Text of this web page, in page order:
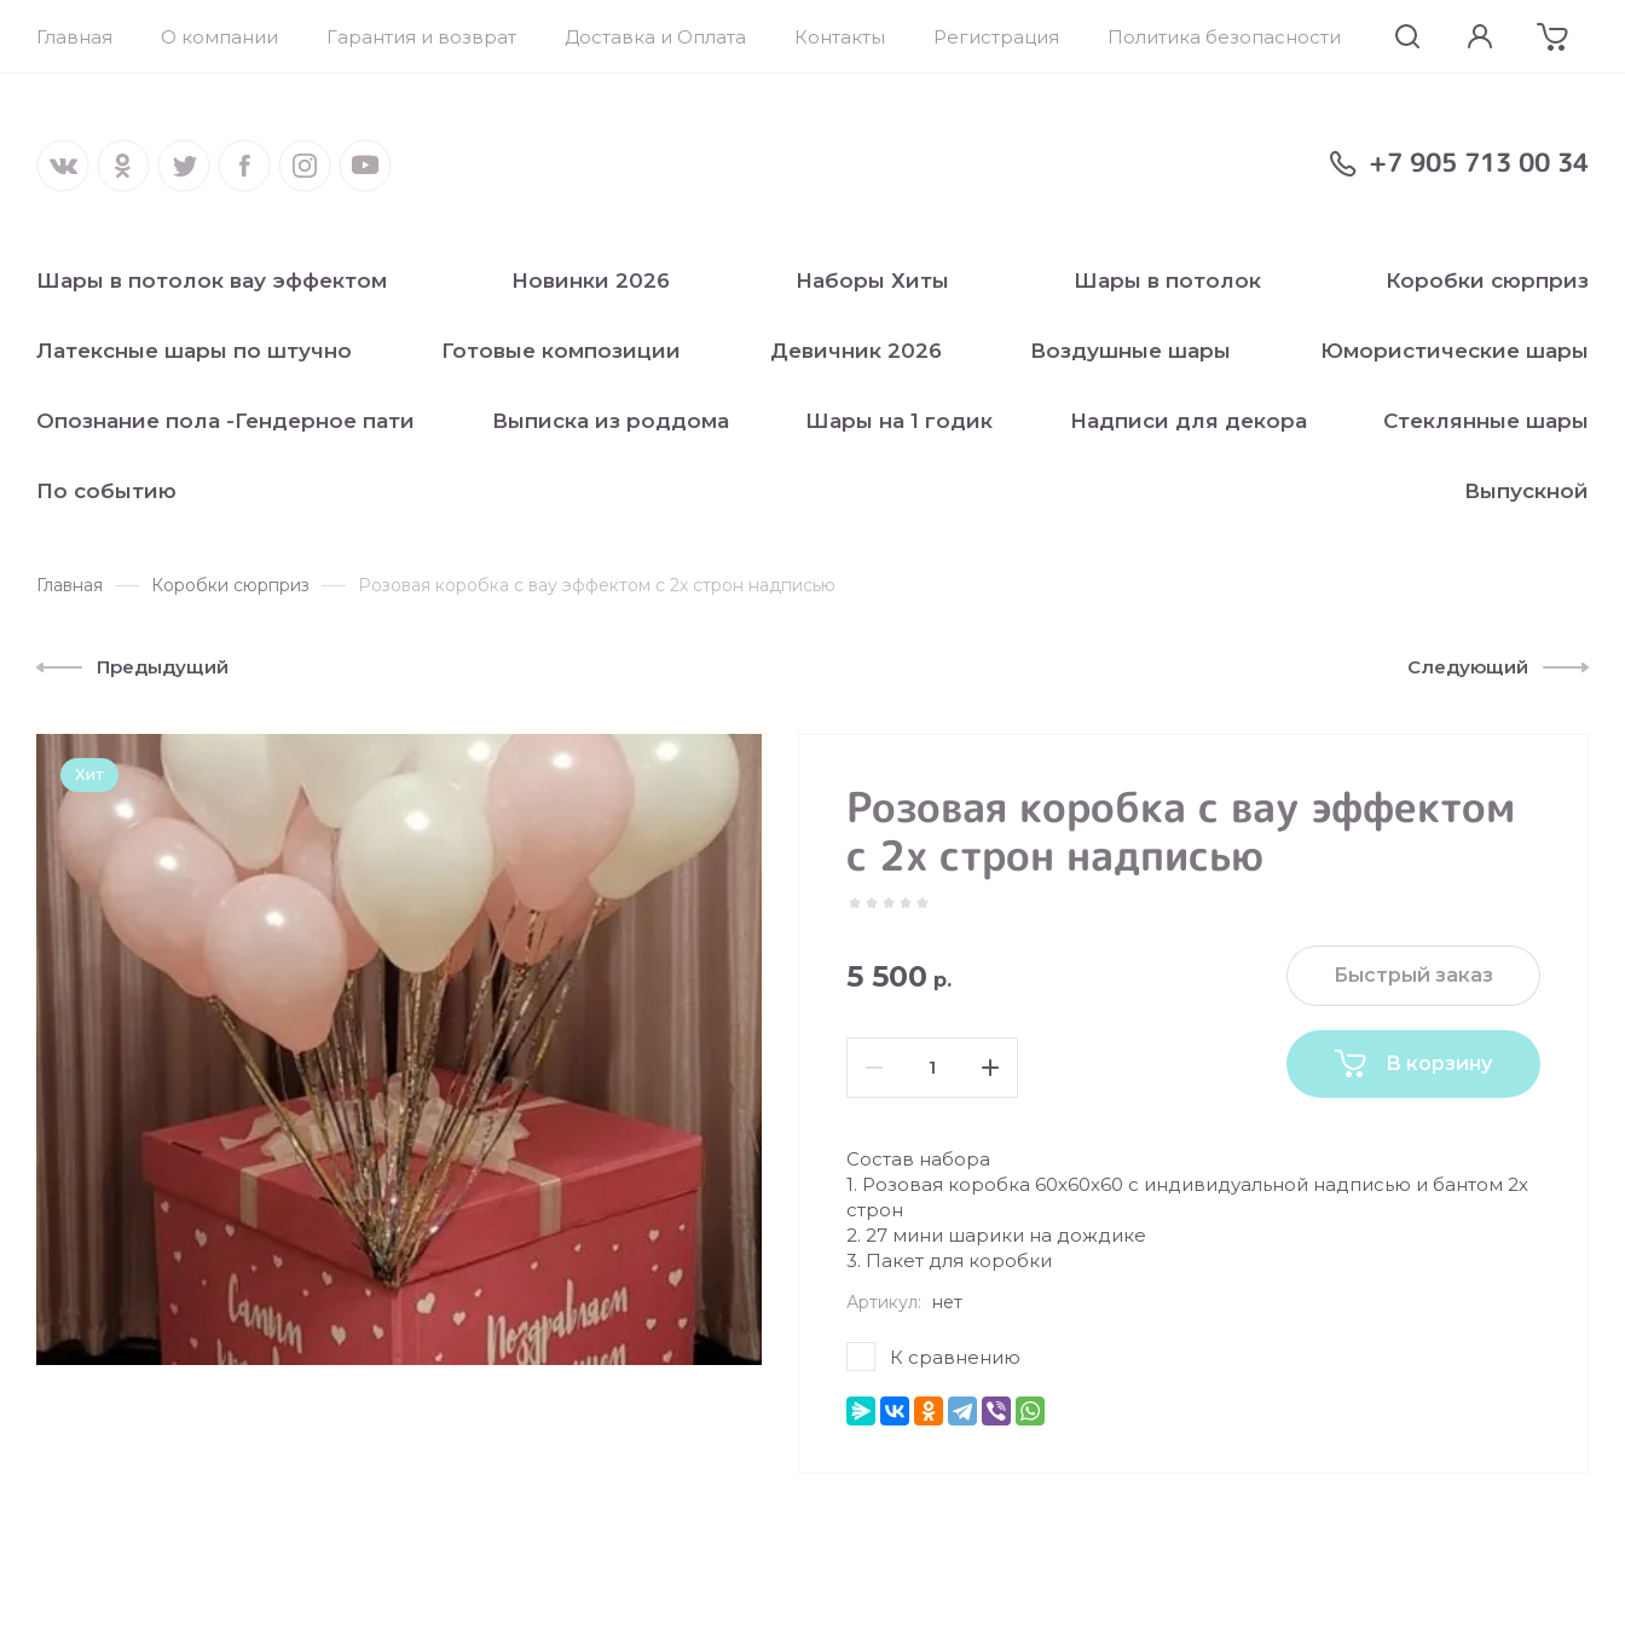
Главная О компании Гарантия и возврат Доставка и Оплата Контакты Регистрация Политика безопасности
+7 905 713 00 34
Шары в потолок вау эффектом Новинки 2026 Наборы Хиты Шары в потолок Коробки сюрприз
Латексные шары по штучно Готовые композиции Девичник 2026 Воздушные шары Юмористические шары
Опознание пола -Гендерное пати Выписка из роддома Шары на 1 годик Надписи для декора Стеклянные шары
По событию Выпускной
Главная Коробки сюрприз Розовая коробка с вау эффектом с 2х строн надписью
Предыдущий Следующий
Хит
Розовая коробка с вау эффектом
с 2х строн надписью
5 500 р.
В корзину
Быстрый заказ
Состав набора
1. Розовая коробка 60х60х60 с индивидуальной надписью и бантом 2х
строн
2. 27 мини шарики на дождике
3. Пакет для коробки
Артикул: нет
К сравнению